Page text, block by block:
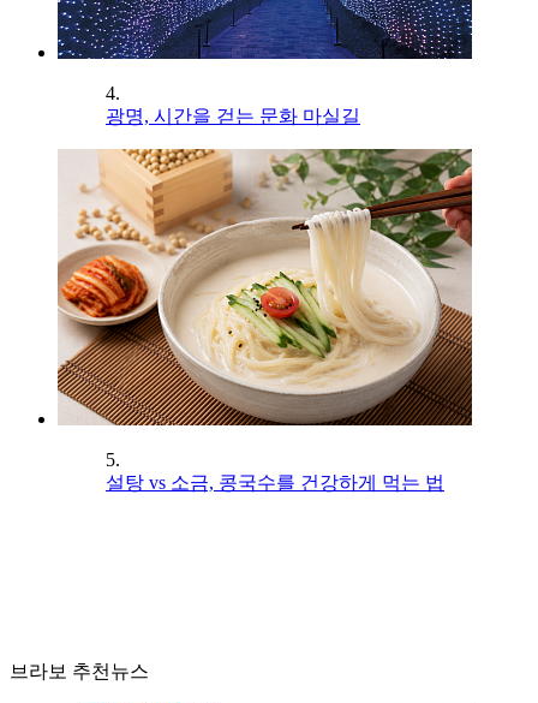
4.
광명, 시간을 걷는 문화 마실길
5.
설탕 vs 소금, 콩국수를 건강하게 먹는 법
브라보 추천뉴스